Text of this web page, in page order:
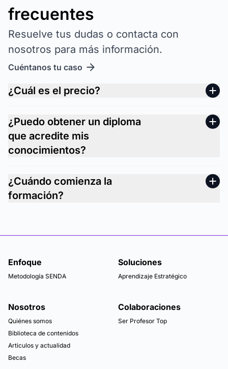
frecuentes
Resuelve tus dudas o contacta con
nosotros para más información.
Cuéntanos tu caso
¿Cuál es el precio?
¿Puedo obtener un diploma
que acredite mis
conocimientos?
¿Cuándo comienza la
formación?
Enfoque
Metodología SENDA
Soluciones
Aprendizaje Estratégico
Nosotros
Quiénes somos
Biblioteca de contenidos
Articulos y actualidad
Becas
Colaboraciones
Ser Profesor Top